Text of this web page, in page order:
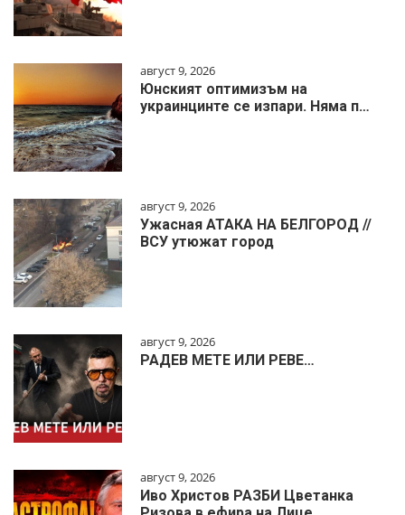
август 9, 2026
Юнският оптимизъм на
украинцинте се изпари. Няма п…
август 9, 2026
Ужасная АТАКА НА БЕЛГОРОД //
ВСУ утюжат город
август 9, 2026
РАДЕВ МЕТЕ ИЛИ РЕВЕ…
август 9, 2026
Иво Христов РАЗБИ Цветанка